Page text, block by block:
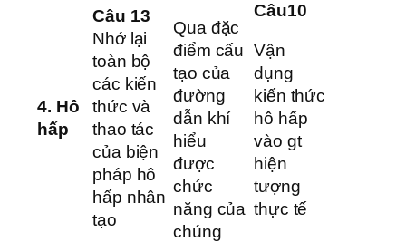
4. Hô
hấp
Câu 13
Nhớ lại
toàn bộ
các kiến
thức và
thao tác
của biện
pháp hô
hấp nhân
tạo
Qua đặc
điểm cấu
tạo của
đường
dẫn khí
hiểu
được
chức
năng của
chúng
Câu10
Vận
dụng
kiến thức
hô hấp
vào gt
hiện
tượng
thực tế